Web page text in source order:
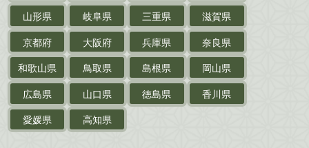
戦前・戦中の紙物・資料
絵葉書
支那・満洲・朝鮮・
台湾関係古資料
ポスター・チラシ・
山形県
岐阜県 三重県
滋賀県
京都府
大阪府 兵庫県
奈良県
和歌山県
鳥取県 島根県
岡山県
広島県
山口県 徳島県
香川県
愛媛県
高知県